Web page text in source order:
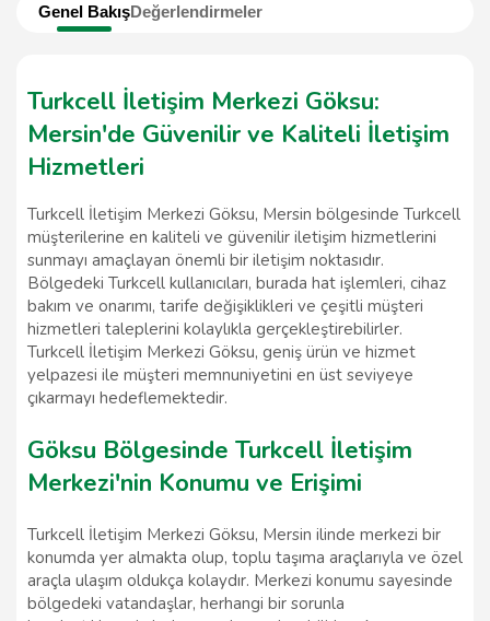
Genel BakışDeğerlendirmeler
Turkcell İletişim Merkezi Göksu:
Mersin'de Güvenilir ve Kaliteli İletişim
Hizmetleri
Turkcell İletişim Merkezi Göksu, Mersin bölgesinde Turkcell
müşterilerine en kaliteli ve güvenilir iletişim hizmetlerini
sunmayı amaçlayan önemli bir iletişim noktasıdır.
Bölgedeki Turkcell kullanıcıları, burada hat işlemleri, cihaz
bakım ve onarımı, tarife değişiklikleri ve çeşitli müşteri
hizmetleri taleplerini kolaylıkla gerçekleştirebilirler.
Turkcell İletişim Merkezi Göksu, geniş ürün ve hizmet
yelpazesi ile müşteri memnuniyetini en üst seviyeye
çıkarmayı hedeflemektedir.
Göksu Bölgesinde Turkcell İletişim
Merkezi'nin Konumu ve Erişimi
Turkcell İletişim Merkezi Göksu, Mersin ilinde merkezi bir
konumda yer almakta olup, toplu taşıma araçlarıyla ve özel
araçla ulaşım oldukça kolaydır. Merkezi konumu sayesinde
bölgedeki vatandaşlar, herhangi bir sorunla